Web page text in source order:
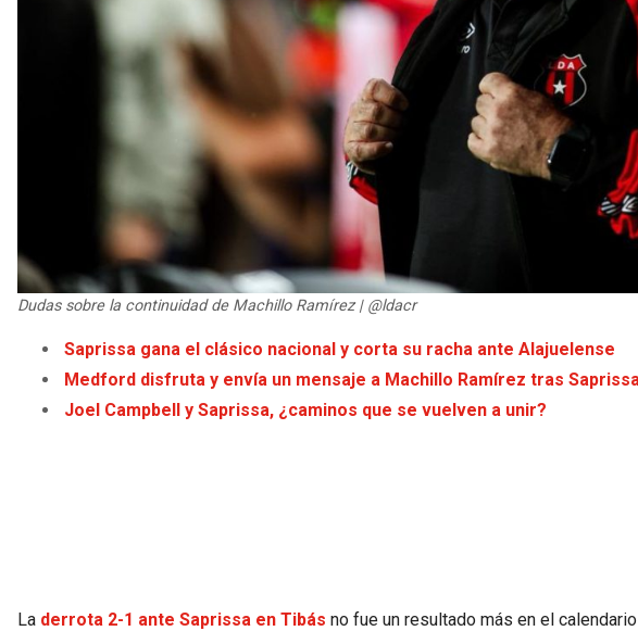
Dudas sobre la continuidad de Machillo Ramírez | @ldacr
Saprissa gana el clásico nacional y corta su racha ante Alajuelense
Medford disfruta y envía un mensaje a Machillo Ramírez tras
Joel Campbell y Saprissa, ¿caminos que se vuelven a unir?
La derrota 2-1 ante Saprissa en Tibás no fue un resultado más en el